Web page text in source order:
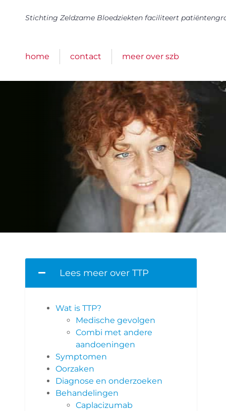
Stichting Zeldzame Bloedziekten faciliteert
home contact meer over szb
Lees meer over TTP
Wat is TTP?
Medische gevolgen
Combi met andere
aandoeningen
Symptomen
Oorzaken
Diagnose en onderzoeken
Behandelingen
Caplacizumab